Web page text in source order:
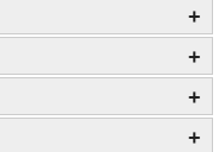
+
+
+
+